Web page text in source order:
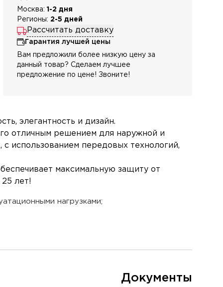
Москва: 1-2 дня
Регионы: 2-5 дней
Рассчитать доставку
Гарантия лучшей цены
Вам предложили более низкую цену за
данный товар? Сделаем лучшее
предложение по цене! Звоните!
элегантность и дизайн.
отличным решением для наружной и
использованием передовых технологий,
максимальную защиту от
лет!
нагрузками;
Документы